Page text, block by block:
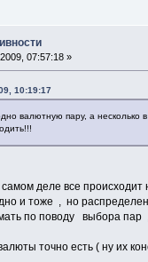
07:57:18 »
10:19:17
валютную пару, а несколько
деле все
и тоже , но
по поводу выбора пар
точно есть ( ну их